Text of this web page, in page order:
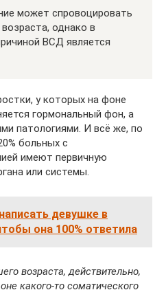
может спровоцировать
однако в
ВСД является
у которых на фоне
гормональный фон, а
патологиями. И всё же, по
больных с
имеют первичную
или системы.
девушке в
она 100% ответила
возраста, действительно,
какого-то соматического